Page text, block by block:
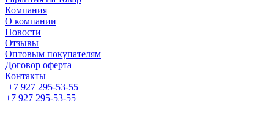
Компания
О компании
Новости
Отзывы
Оптовым покупателям
Договор оферта
Контакты
+7 927 295-53-55
+7 927 295-53-55